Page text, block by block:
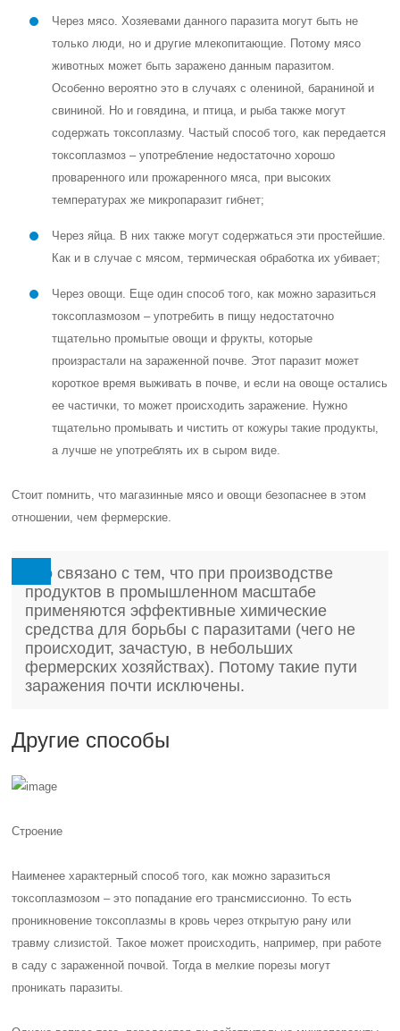
Через мясо. Хозяевами данного паразита могут быть не
только люди, но и другие млекопитающие. Потому мясо
животных может быть заражено данным паразитом.
Особенно вероятно это в случаях с олениной, бараниной и
свининой. Но и говядина, и птица, и рыба также могут
содержать токсоплазму. Частый способ того, как передается
токсоплазмоз – употребление недостаточно хорошо
проваренного или прожаренного мяса, при высоких
температурах же микропаразит гибнет;
Через яйца. В них также могут содержаться эти простейшие.
Как и в случае с мясом, термическая обработка их убивает;
Через овощи. Еще один способ того, как можно заразиться
токсоплазмозом – употребить в пищу недостаточно
тщательно промытые овощи и фрукты, которые
произрастали на зараженной почве. Этот паразит может
короткое время выживать в почве, и если на овоще остались
ее частички, то может происходить заражение. Нужно
тщательно промывать и чистить от кожуры такие продукты,
а лучше не употреблять их в сыром виде.
Стоит помнить, что магазинные мясо и овощи безопаснее в этом
отношении, чем фермерские.
Это связано с тем, что при производстве
продуктов в промышленном масштабе
применяются эффективные химические
средства для борьбы с паразитами (чего не
происходит, зачастую, в небольших
фермерских хозяйствах). Потому такие пути
заражения почти исключены.
Другие способы
Строение
Наименее характерный способ того, как можно заразиться
токсоплазмозом – это попадание его трансмиссионно. То есть
проникновение токсоплазмы в кровь через открытую рану или
травму слизистой. Такое может происходить, например, при работе
в саду с зараженной почвой. Тогда в мелкие порезы могут
проникать паразиты.